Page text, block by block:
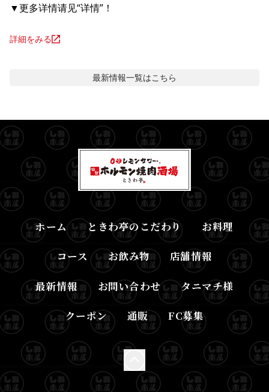
▼更多详情请见“详情”！
詳細をみる
最新情報一覧はこちら
ホーム ときわ亭のこだわり お料理
コース お飲み物 店舗情報
最新情報 お問い合わせ タニマチ様
クーポン 通販 FC募集